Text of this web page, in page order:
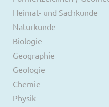
Heimat- und Sachkunde
Naturkunde
Biologie
Geographie
Geologie
Chemie
Physik